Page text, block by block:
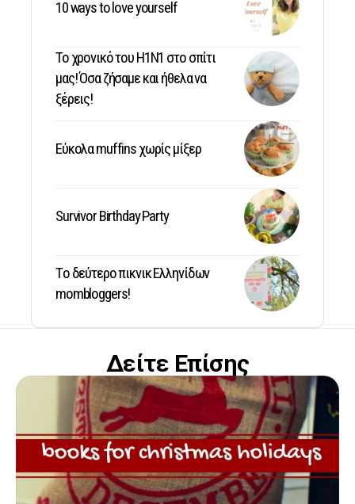
10 ways to love yourself
Το χρονικό του Η1Ν1 στο σπίτι
μας! Όσα ζήσαμε και ήθελα να
ξέρεις!
Εύκολα muffins χωρίς μίξερ
Survivor Birthday Party
Tο δεύτερο πικνικ Ελληνίδων
mombloggers!
Δείτε Επίσης